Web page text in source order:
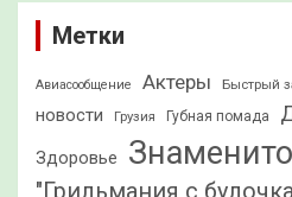
Метки
Авиасообщение Актеры Быстрый
новости
Грузия Губная помада
Здоровье
"Грильмания с